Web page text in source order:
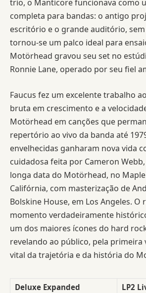
trio, o Manticore funcionava como
completa para bandas: o antigo
escritório e o grande auditório,
tornou-se um palco ideal para
Motörhead gravou seu set no
Ronnie Lane, operado por seu fiel
Faucus fez um excelente trabalho
bruta em crescimento e a
Motörhead em canções que
repertório ao vivo da banda até
envelhecidas ganharam nova vida
cuidadosa feita por Cameron
longa data do Motörhead, no
Califórnia, com masterização de
Bolskine House, em Los Angeles. O
momento verdadeiramente
um dos maiores ícones do hard
revelando ao público, pela primeira
vital da trajetória e da história do
Deluxe Expanded
LP2